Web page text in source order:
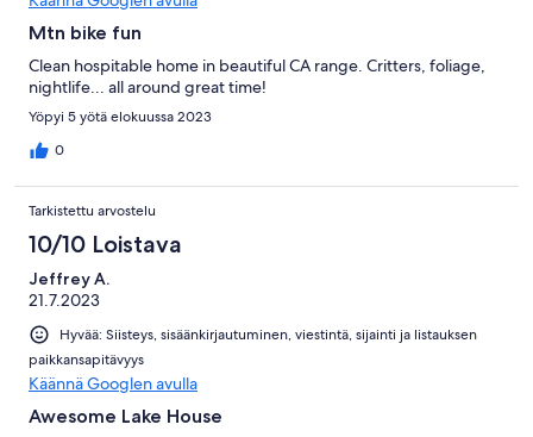
Mtn bike fun
Clean hospitable home in beautiful CA range. Critters, foliage,
nightlife... all around great time!
Yöpyi 5 yötä elokuussa 2023
0
Tarkistettu arvostelu
10/10 Loistava
Jeffrey A.
21.7.2023
Hyvää: Siisteys, sisäänkirjautuminen, viestintä, sijainti ja listauksen
paikkansapitävyys
Käännä Googlen avulla
Awesome Lake House